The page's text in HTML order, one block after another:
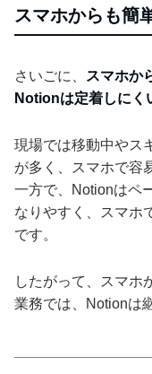
スマホからも簡
さいごに、
スマホか
Notionは定着しにく
現場では移動中やス
が多く、スマホで容
一方で、Notionはペ
なりやすく、スマホ
です。
したがって、スマホ
業務では、Notionは